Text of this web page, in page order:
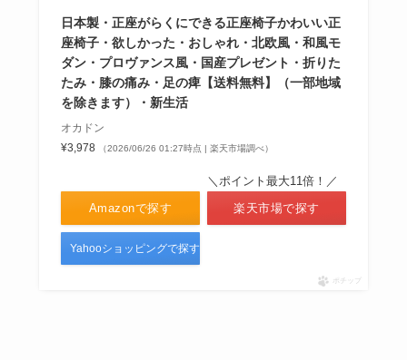
日本製・正座がらくにできる正座椅子かわいい正
座椅子・欲しかった・おしゃれ・北欧風・和風モ
ダン・プロヴァンス風・国産プレゼント・折りた
たみ・膝の痛み・足の痺【送料無料】（一部地域
を除きます）・新生活
オカドン
¥3,978
（2026/06/26 01:27時点 | 楽天市場調べ）
Amazonで探す
＼ポイント最大11倍！／
楽天市場で探す
Yahooショッピングで探す
ポチップ